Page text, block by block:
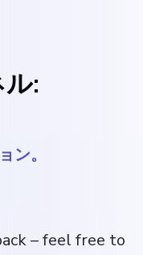
:
ン。
– feel free to